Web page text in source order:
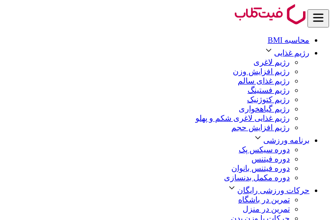
محاسبه BMI
رژیم غذایی
رژیم لاغری
رژیم افزایش وزن
رژیم غذای سالم
رژیم فستینگ
رژیم کتوژنیک
رژیم گیاهخواری
رژیم غذایی لاغری شکم و پهلو
رژیم افزایش حجم
برنامه ورزشی
دوره سیکس پک
دوره فیتنس
دوره فیتنس بانوان
دوره مکمل بدنسازی
حرکات ورزشی رایگان
تمرین در باشگاه
تمرین در منزل
حرکات با وزن بدن